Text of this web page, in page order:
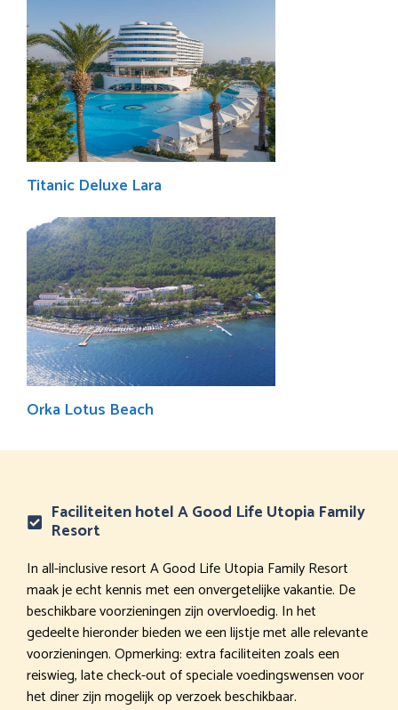
Titanic Deluxe Lara
Orka Lotus Beach
Faciliteiten hotel A Good Life Utopia Family
Resort
In all-inclusive resort A Good Life Utopia Family Resort
maak je echt kennis met een onvergetelijke vakantie. De
beschikbare voorzieningen zijn overvloedig. In het
gedeelte hieronder bieden we een lijstje met alle relevante
voorzieningen. Opmerking: extra faciliteiten zoals een
reiswieg, late check-out of speciale voedingswensen voor
het diner zijn mogelijk op verzoek beschikbaar.